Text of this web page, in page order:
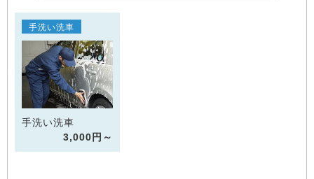
手洗い洗車
手洗い洗車
3,000円～